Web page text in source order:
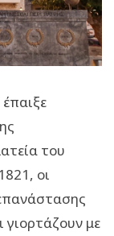
του
οι
γιορτάζουν με